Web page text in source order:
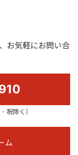
お気軽にお問い合
祝除く）
ム